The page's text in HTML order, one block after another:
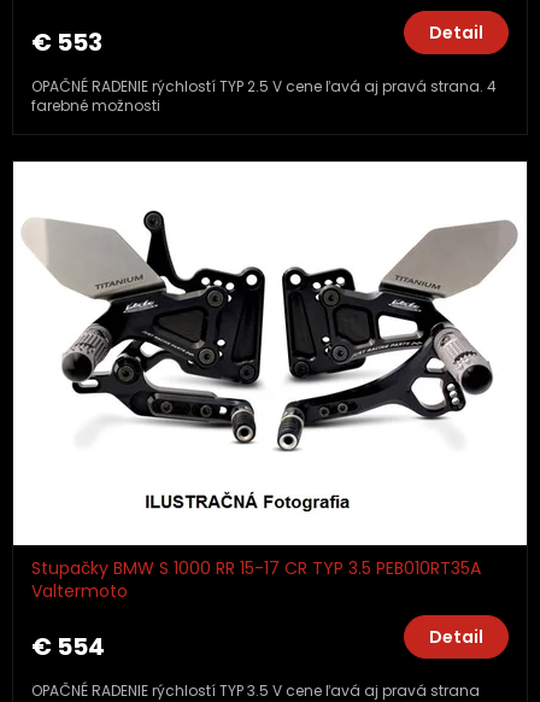
€ 553 Detail
OPAČNÉ RADENIE rýchlostí TYP 2.5 V cene ľavá aj pravá strana. 4
farebné možnosti
Stupačky BMW S 1000 RR 15-17 CR TYP 3.5 PEB010RT35A
Valtermoto
€ 554 Detail
OPAČNÉ RADENIE rýchlostí TYP 3.5 V cene ľavá aj pravá strana